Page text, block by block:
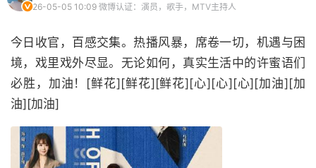
26-05-05 10:09 微博认证：演员，歌手，MTV主持人
今日收官，百感交集。热播风暴，席卷一切，机遇与困
境，戏里戏外尽显。无论如何，真实生活中的许蜜语们
必胜，加油！[鲜花][鲜花][鲜花][心][心][心][加油][加
油][加油] ​